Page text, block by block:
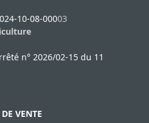
10-08-00003
n° 2026/02-15 du 11
VENTE